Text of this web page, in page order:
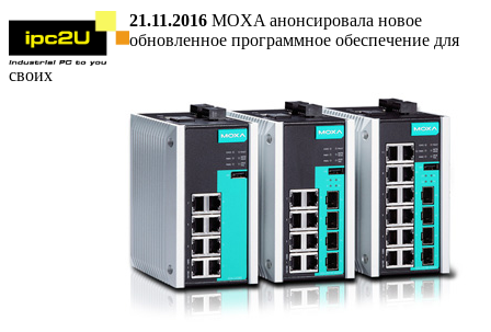
21.11.2016 MOXA анонсировала новое
обновленное программное обеспечение для
своих